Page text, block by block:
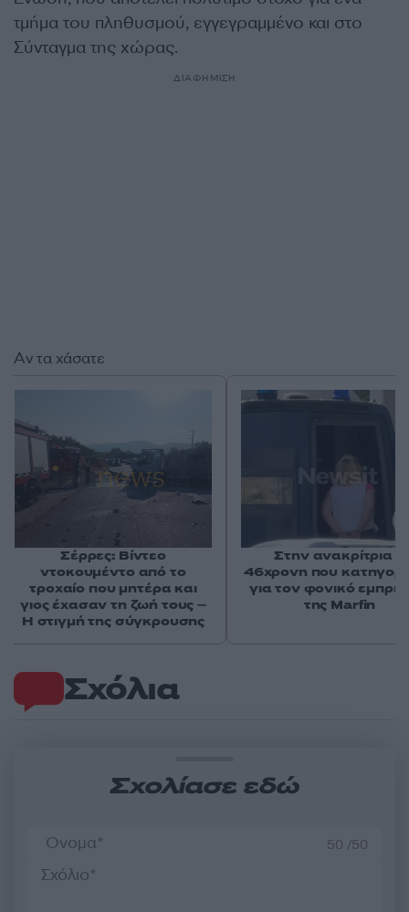
τμήμα του πληθυσμού, εγγεγραμμένο και στο
Σύνταγμα της χώρας.
ΔΙΑΦΗΜΙΣΗ
Σχόλια
Σχολίασε εδώ
50 /50
Αν τα χάσατε
Σέρρες: Βίντεο
ντοκουμέντο από το
τροχαίο που μητέρα και
γιος έχασαν τη ζωή τους –
Η στιγμή της σύγκρουσης
Στην ανακρίτρια η
46χρονη που
για τον φονικό
της Marfin